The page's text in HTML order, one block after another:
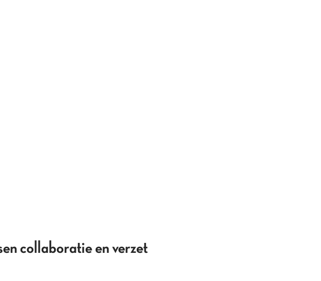
collaboratie en verzet